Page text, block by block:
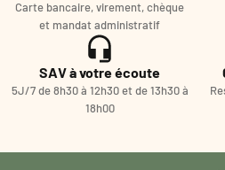
Carte bancaire, virement, chèque
et mandat administratif
SAV à votre écoute
5J/7 de 8h30 à 12h30 et de 13h30 à
18h00